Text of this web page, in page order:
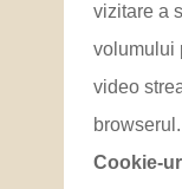
vizitare a
volumului
video
browserul.
Cookie-